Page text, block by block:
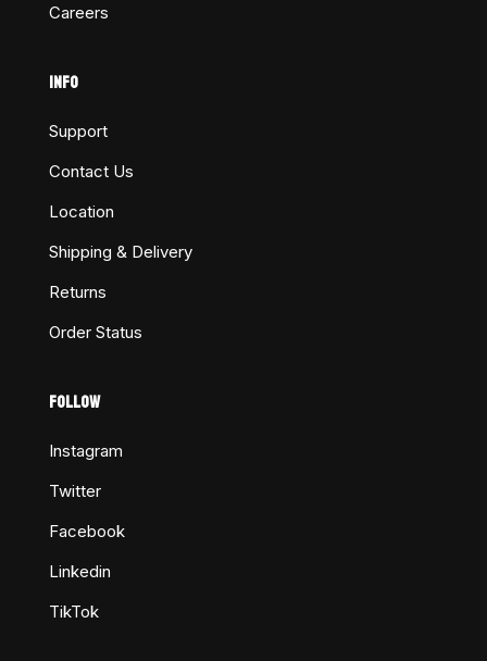
Careers
INFO
Support
Contact Us
Location
Shipping & Delivery
Returns
Order Status
FOLLOW
Instagram
Twitter
Facebook
Linkedin
TikTok